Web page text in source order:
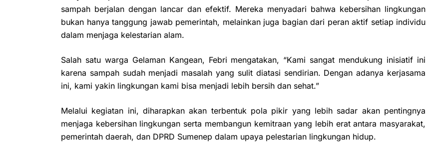
sampah berjalan dengan lancar dan efektif. Mereka menyadari bahwa kebersihan lingkungan
bukan hanya tanggung jawab pemerintah, melainkan juga bagian dari peran aktif setiap individu
dalam menjaga kelestarian alam.
Salah satu warga Gelaman Kangean, Febri mengatakan, “Kami sangat mendukung inisiatif ini
karena sampah sudah menjadi masalah yang sulit diatasi sendirian. Dengan adanya kerjasama
ini, kami yakin lingkungan kami bisa menjadi lebih bersih dan sehat.”
Melalui kegiatan ini, diharapkan akan terbentuk pola pikir yang lebih sadar akan pentingnya
menjaga kebersihan lingkungan serta membangun kemitraan yang lebih erat antara masyarakat,
pemerintah daerah, dan DPRD Sumenep dalam upaya pelestarian lingkungan hidup.